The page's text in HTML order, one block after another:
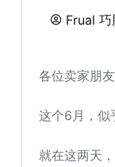
Frual 巧
各位卖家朋
这个6月，似
就在这两天